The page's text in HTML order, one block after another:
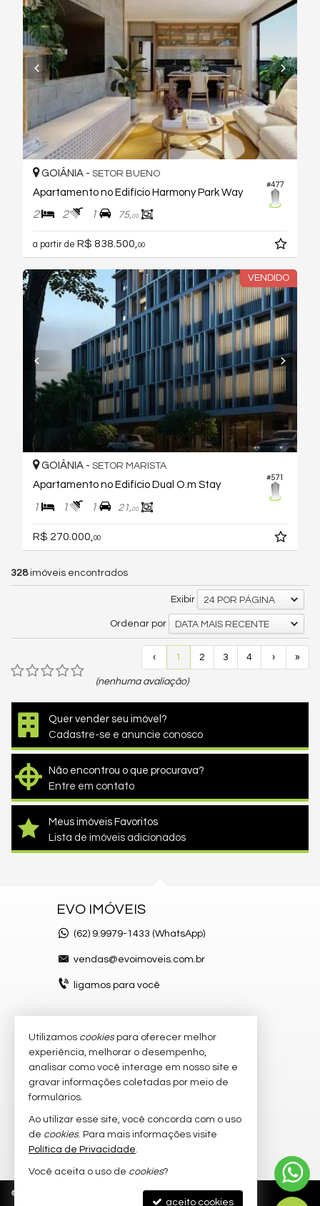
#477
GOIÂNIA - SETOR BUENO
Apartamento no Edifício Harmony Park Way
2 2 1 75,00
a partir de R$ 838.500, 00
VENDIDO
#571
GOIÂNIA - SETOR MARISTA
Apartamento no Edifício Dual O.m Stay
1 1 1 21,00
R$ 270.000, 00
328imóveis encontrados
Exibir 24 POR PÁGINA
Ordenar por DATA MAIS RECENTE
‹ 1 2 3 4 › »
(nenhuma avaliação)
Quer vender seu imóvel?
Cadastre-se e anuncie conosco
Não encontrou o que procurava?
Entre em contato
Meus imóveis Favoritos
Lista de imóveis adicionados
EVO IMÓVEIS
(62) 9.9979-1433 (WhatsApp)
vendas@evoimoveis.com.br
ligamos para você
VEJA MAIS
atendimento por WhatsApp
imóveis favoritos
mapa de imóveis
© Política de Privacidade
Utilizamos cookiespara oferecer melhor
experiência, melhorar o desempenho,
analisar como você interage em nosso site e
gravar informações coletadas por meio de
formulários.
Ao utilizar esse site, você concorda com o uso
de cookies. Para mais informações visite
Política de Privacidade.
Você aceita o uso de cookies?
aceito cookies